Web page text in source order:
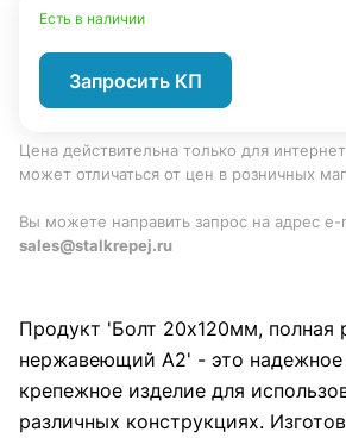
Есть в наличии
Запросить КП
Цена действительна только для
может отличаться от цен в розничных
Вы можете направить запрос на адрес e-
sales@stalkrepej.ru
Продукт 'Болт 20х120мм, полная
нержавеющий А2' - это надежное
крепежное изделие для
различных конструкциях.